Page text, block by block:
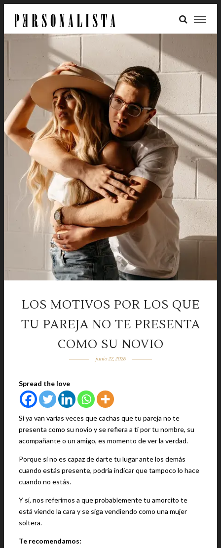
LOS MOTIVOS POR LOS QUE
TU PAREJA NO TE PRESENTA
COMO SU NOVIO
junio 22, 2026
Spread the love
Si ya van varias veces que cachas que tu pareja no te
presenta como su novio y se refiera a ti por tu nombre, su
acompañante o un amigo, es momento de ver la verdad.
Porque si no es capaz de darte tu lugar ante los demás
cuando estás presente, podría indicar que tampoco lo hace
cuando no estás.
Y sí, nos referimos a que probablemente tu amorcito te
está viendo la cara y se siga vendiendo como una mujer
soltera.
Te recomendamos: